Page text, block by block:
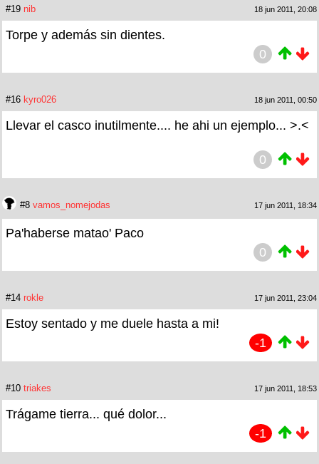
#19 nib 18 jun 2011, 20:08
Torpe y además sin dientes.
0
#16 kyro026 18 jun 2011, 00:50
Llevar el casco inutilmente.... he ahi un ejemplo... >.<
0
#8 vamos_nomejodas 17 jun 2011, 18:34
Pa'haberse matao' Paco
0
#14 rokle 17 jun 2011, 23:04
Estoy sentado y me duele hasta a mi!
-1
#10 triakes 17 jun 2011, 18:53
Trágame tierra... qué dolor...
-1